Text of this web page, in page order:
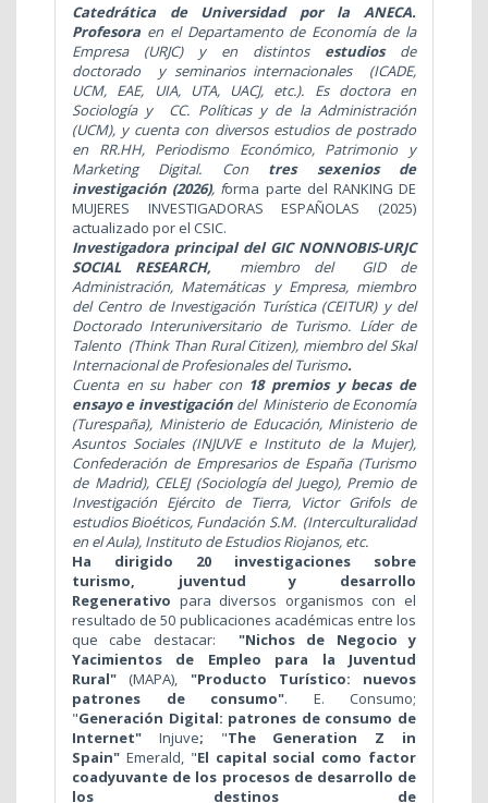
Catedrática de Universidad por la ANECA.
Profesora en el Departamento de Economía de la
Empresa (URJC) y en distintosestudios de
doctorado y seminarios internacionales (ICADE,
UCM, EAE, UIA, UTA, UACJ, etc.). Es doctora en
Sociología y CC. Políticas y de la Administración
(UCM), y cuenta con diversos estudios de postrado
en RR.HH, Periodismo Económico, Patrimonio y
Marketing Digital. Con tres sexenios de
investigación (2026), forma parte del RANKING DE
MUJERES INVESTIGADORAS ESPAÑOLAS (2025)
actualizado por el CSIC.
Investigadora principal del GIC NONNOBIS-URJC
SOCIAL RESEARCH, miembro del GID de
Administración, Matemáticas y Empresa,miembro
del Centro de Investigación Turística (CEITUR) y del
Doctorado Interuniversitario de Turismo. Líder de
Talento (Think Than Rural Citizen), miembro del Skal
Internacional de Profesionales del Turismo.
Cuenta en su haber con 18 premios y becas de
ensayo e investigacióndel Ministerio de Economía
(Turespaña), Ministerio de Educación, Ministerio de
Asuntos Sociales (INJUVE e Instituto de la Mujer),
Confederación de Empresarios de España (Turismo
de Madrid), CELEJ (Sociología del Juego), Premio de
Investigación Ejército de Tierra, Victor Grifols de
estudios Bioéticos, Fundación S.M. (Interculturalidad
en el Aula), Instituto de Estudios Riojanos, etc.
Ha dirigido 20 investigaciones sobre
turismo,
juventud y desarrollo
Regenerativo para diversos organismos con el
resultado de 50 publicaciones académicas entre los
que cabe destacar: "Nichos de Negocio y
Yacimientos de Empleo para la Juventud
Rural" (MAPA), "Producto Turístico: nuevos
patrones de consumo". E. Consumo;
"Generación Digital: patrones de consumo de
Internet" Injuve; "The Generation Z in
Spain" Emerald, "El capital social como factor
coadyuvante de los procesos de desarrollo de
los destinos de